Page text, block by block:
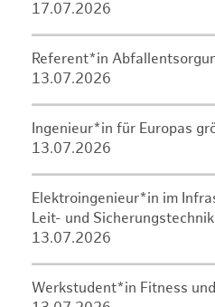
17.07.2026
Referent*in
13.07.2026
Ingenieur*in für Europas
13.07.2026
Elektroingenieur*in im
Leit- und
13.07.2026
Werkstudent*in Fitness